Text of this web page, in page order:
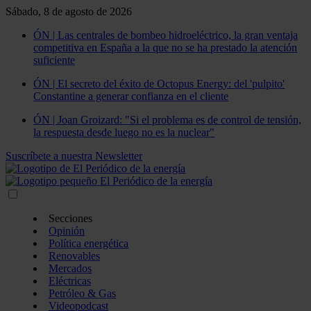
Sábado, 8 de agosto de 2026
ÓN | Las centrales de bombeo hidroeléctrico, la gran ventaja
competitiva en España a la que no se ha prestado la atención
suficiente
ÓN | El secreto del éxito de Octopus Energy: del 'pulpito'
Constantine a generar confianza en el cliente
ÓN | Joan Groizard: "Si el problema es de control de tensión,
la respuesta desde luego no es la nuclear"
Suscríbete a nuestra Newsletter
Secciones
Opinión
Política energética
Renovables
Mercados
Eléctricas
Petróleo & Gas
Videopodcast